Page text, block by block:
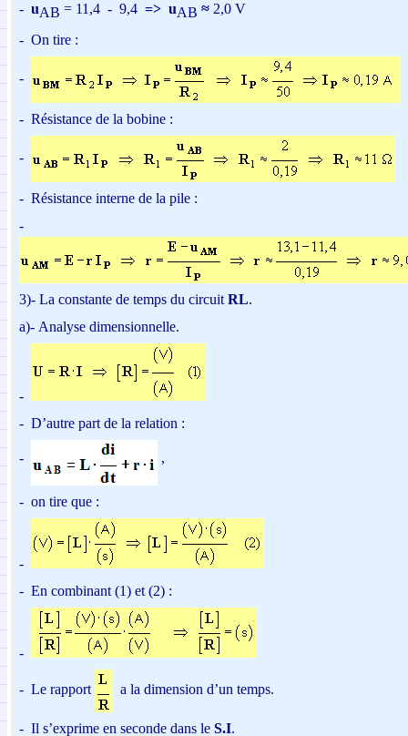
- uAB = 11,4 - 9,4 => uAB ≈ 2,0 V
- On tire :
-
- Résistance de la bobine :
-
- Résistance interne de la pile :
-
3)- La constante de temps du circuit RL.
a)- Analyse dimensionnelle.
-
- D’autre part de la relation :
- ,
- on tire que :
-
- En combinant (1) et (2) :
-
- Le rapport a la dimension d’un temps.
- Il s’exprime en seconde dans le S.I.